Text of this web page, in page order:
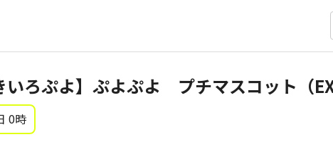
いろぷよ】ぷよぷよ プチマスコット（
0時